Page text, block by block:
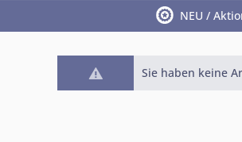
NEU /
Sie haben keine